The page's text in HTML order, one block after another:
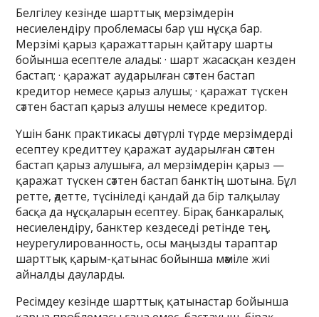
Белгілеу кезінде шарттық мерзімдерін
несиелендіру проблемасы бар үш нұсқа бар.
Мерзімі қарыз қаражаттарын қайтару шарты
бойынша есептеле алады: · шарт жасасқан кезден
бастап; · қаражат аударылған сәттен бастап
кредитор немесе қарыз алушы; · қаражат түскен
сәттен бастап қарыз алушы немесе кредитор.
Үшін банк практикасы дәстүрлі түрде мерзімдерді
есептеу кредиттеу қаражат аударылған сәттен
бастап қарыз алушыға, ал мерзімдерін қарыз —
қаражат түскен сәттен бастап банктің шотына. Бұл
ретте, әдетте, түсініледі қандай да бір талқылау
басқа да нұсқаларын есептеу. Бірақ банкаралық
несиелендіру, банктер кездеседі ретінде тең,
неурегулированность, осы маңызды тараптар
шарттық қарым-қатынас бойынша мәміле жиі
айналды дауларды.
Ресімдеу кезінде шарттық қатынастар бойынша